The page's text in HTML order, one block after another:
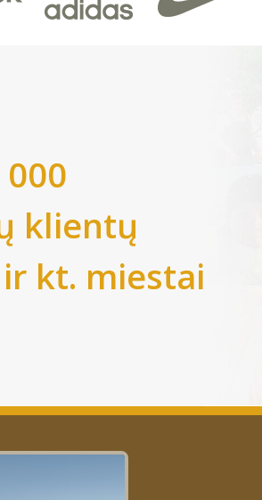
klientų
ir kt. miestai